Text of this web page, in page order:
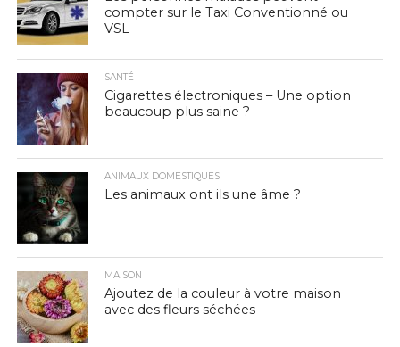
compter sur le Taxi Conventionné ou
VSL
SANTÉ
Cigarettes électroniques – Une option
beaucoup plus saine ?
ANIMAUX DOMESTIQUES
Les animaux ont ils une âme ?
MAISON
Ajoutez de la couleur à votre maison
avec des fleurs séchées